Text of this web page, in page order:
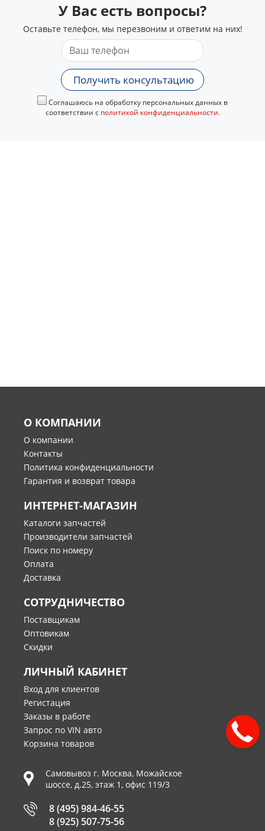
У Вас есть вопросы?
Оставьте телефон, мы перезвоним и ответим на них!
Получить консультацию
Соглашаюсь на обработку персональных данных в
соответствии с политикой конфиденциальности.
О КОМПАНИИ
О компании
Контакты
Политика конфиденциальности
Гарантия и возврат товара
ИНТЕРНЕТ-МАГАЗИН
Каталоги запчастей
Производители запчастей
Поиск по номеру
Оплата
Доставка
СОТРУДНИЧЕСТВО
Поставщикам
Оптовикам
Скидки
ЛИЧНЫЙ КАБИНЕТ
Вход для клиентов
Регистация
Заказы в работе
Запрос по VIN авто
Корзина товаров
Самовывоз г. Москва, Можайское
шоссе, д.25, этаж 1, офис 119/3
8 (495) 984-46-55
8 (925) 507-75-56